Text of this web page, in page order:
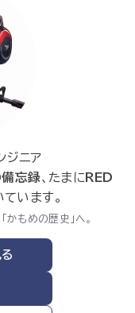
ジニア
忘録、たまに RED
います。
かもめの歴史」へ。